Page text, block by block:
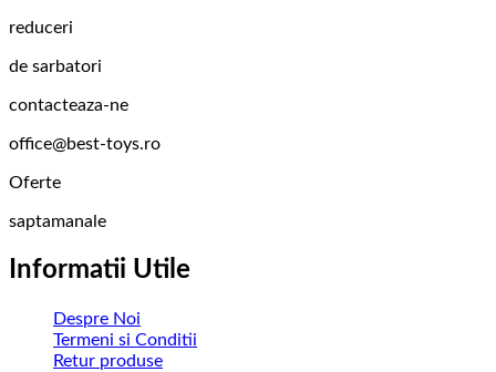
reduceri
de sarbatori
contacteaza-ne
office@best-toys.ro
Oferte
saptamanale
Informatii Utile
Despre Noi
Termeni si Conditii
Retur produse